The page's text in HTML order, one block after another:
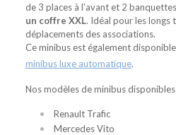
de 3 places à l'avant et 2
un coffre XXL. Idéal pour les longs
déplacements des associations.
Ce minibus est également
minibus luxe automatique.
Nos modèles de minibus
Renault Trafic
Mercedes Vito